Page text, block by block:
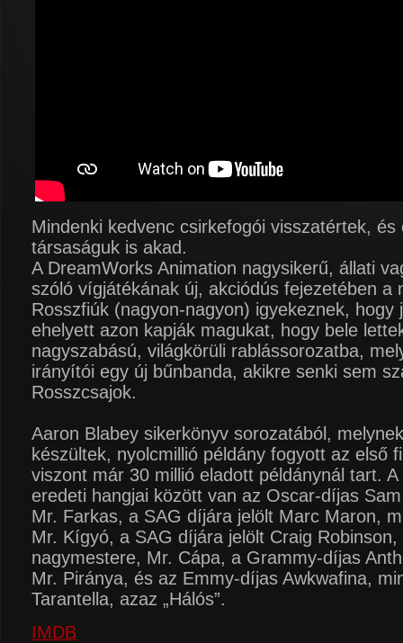
Mindenki kedvenc csirkefogói visszatértek, és
társaságuk is akad.
A DreamWorks Animation nagysikerű, állati
szóló vígjátékának új, akciódús fejezetében a
Rosszfiúk (nagyon-nagyon) igyekeznek, hogy
ehelyett azon kapják magukat, hogy bele
nagyszabású, világkörüli rablássorozatba,
irányítói egy új bűnbanda, akikre senki sem
Rosszcsajok.
Aaron Blabey sikerkönyv sorozatából,
készültek, nyolcmillió példány fogyott az első
viszont már 30 millió eladott példánynál tart.
eredeti hangjai között van az Oscar-díjas
Mr. Farkas, a SAG díjára jelölt Marc Maron,
Mr. Kígyó, a SAG díjára jelölt Craig
nagymestere, Mr. Cápa, a Grammy-díjas
Mr. Piránya, és az Emmy-díjas Awkwafina,
Tarantella, azaz „Hálós”.
IMDB